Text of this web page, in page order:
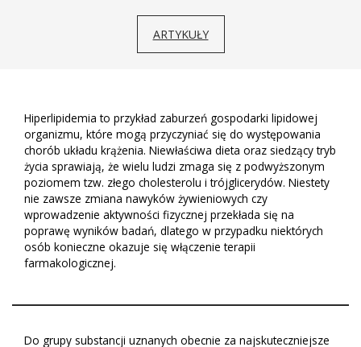
ARTYKUŁY
Hiperlipidemia to przykład zaburzeń gospodarki lipidowej
organizmu, które mogą przyczyniać się do występowania
chorób układu krążenia. Niewłaściwa dieta oraz siedzący tryb
życia sprawiają, że wielu ludzi zmaga się z podwyższonym
poziomem tzw. złego cholesterolu i trójglicerydów. Niestety
nie zawsze zmiana nawyków żywieniowych czy
wprowadzenie aktywności fizycznej przekłada się na
poprawę wyników badań, dlatego w przypadku niektórych
osób konieczne okazuje się włączenie terapii
farmakologicznej.
Do grupy substancji uznanych obecnie za najskuteczniejsze